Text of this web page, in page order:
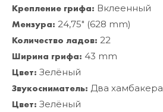
Крепление грифа: Вклеенный
Мензура: 24,75" (628 mm)
Количество ладов: 22
Ширина грифа: 43 mm
Цвет: Зелёный
Звукосниматель: Два хамбакера
Цвет: Зелёный